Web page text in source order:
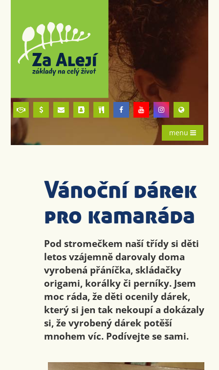
menu
Vánoční dárek
pro kamaráda
Pod stromečkem naší třídy si děti
letos vzájemně darovaly doma
vyrobená přáníčka, skládačky
origami, korálky či perníky. Jsem
moc ráda, že děti ocenily dárek,
který si jen tak nekoupí a dokázaly
si, že vyrobený dárek potěší
mnohem víc. Podívejte se sami.